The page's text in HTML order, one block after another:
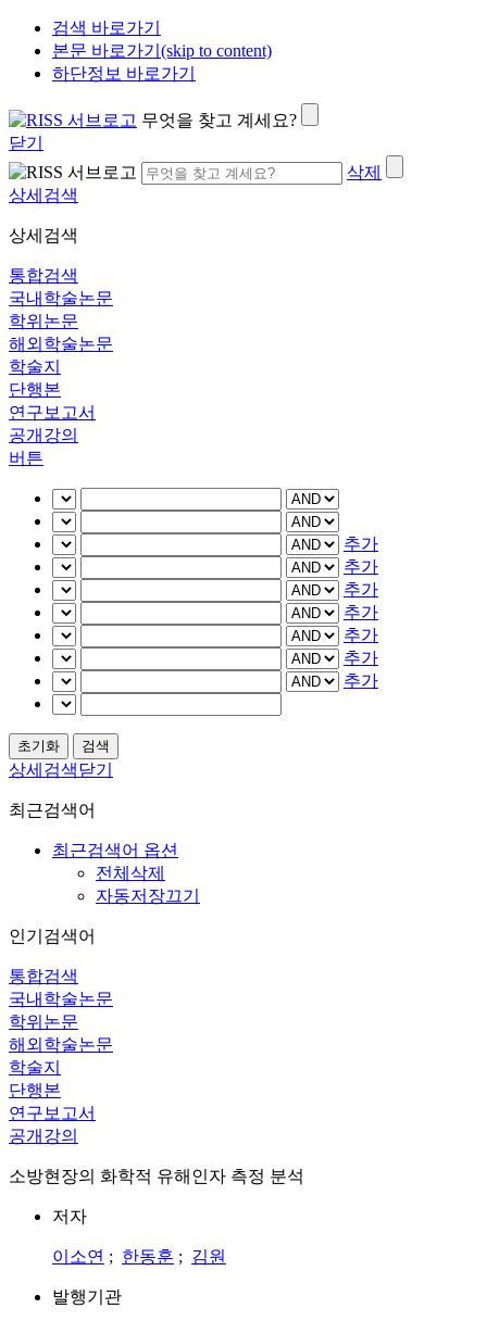
검색 바로가기
본문 바로가기(skip to content)
하단정보 바로가기
무엇을 찾고 계세요?
닫기
삭제
상세검색
상세검색
통합검색
국내학술논문
학위논문
해외학술논문
학술지
단행본
연구보고서
공개강의
버튼
추가
추가
추가
추가
추가
추가
추가
상세검색닫기
최근검색어
최근검색어 옵션
전체삭제
자동저장끄기
인기검색어
통합검색
국내학술논문
학위논문
해외학술논문
학술지
단행본
연구보고서
공개강의
소방현장의 화학적 유해인자 측정 분석
저자
이소연 ; 한동훈 ; 김원
발행기관